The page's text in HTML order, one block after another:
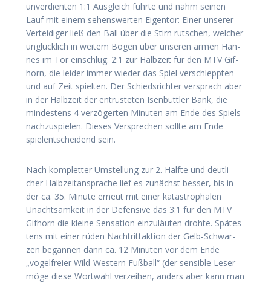
unver­dien­ten 1:1 Aus­gleich führ­te und nahm sei­nen
Lauf mit einem sehens­wer­ten Eigen­tor: Einer unse­rer
Ver­tei­di­ger ließ den Ball über die Stirn rut­schen, wel­cher
unglück­lich in wei­tem Bogen über unse­ren armen Han­
nes im Tor ein­schlug. 2:1 zur Halb­zeit für den MTV Gif­
horn, die lei­der immer wie­der das Spiel ver­schlepp­ten
und auf Zeit spiel­ten. Der Schieds­rich­ter ver­sprach aber
in der Halb­zeit der ent­rüs­te­ten Isen­bütt­ler Bank, die
min­des­tens 4 ver­zö­ger­ten Minu­ten am Ende des Spiels
nach­zu­spie­len. Die­ses Ver­spre­chen soll­te am Ende
spiel­ent­schei­dend sein.
Nach kom­plet­ter Umstel­lung zur 2. Hälf­te und deut­li­
cher Halb­zeit­an­spra­che lief es zunächst bes­ser, bis in
der ca. 35. Minu­te erneut mit einer kata­stro­pha­len
Unacht­sam­keit in der Defen­si­ve das 3:1 für den MTV
Gif­horn die klei­ne Sen­sa­ti­on ein­zu­läu­ten droh­te. Spä­tes­
tens mit einer rüden Nachtrit­t­ak­ti­on der Gelb-Schwar­
zen began­nen dann ca. 12 Minu­ten vor dem Ende
„vogel­frei­er Wild-Wes­tern Fuß­ball“ (der sen­si­ble Leser
möge die­se Wort­wahl ver­zei­hen, anders aber kann man